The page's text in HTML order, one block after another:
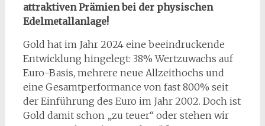
attraktiven Prämien bei der physischen
Edelmetallanlage!
Gold hat im Jahr 2024 eine beeindruckende
Entwicklung hingelegt: 38% Wertzuwachs auf
Euro-Basis, mehrere neue Allzeithochs und
eine Gesamtperformance von fast 800% seit
der Einführung des Euro im Jahr 2002. Doch ist
Gold damit schon „zu teuer“ oder stehen wir